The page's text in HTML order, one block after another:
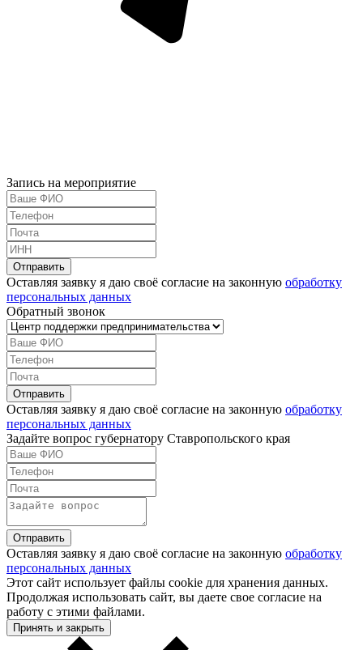
Запись на мероприятие
Оставляя заявку я даю своё согласие на законную обработку
персональных данных
Обратный звонок
Оставляя заявку я даю своё согласие на законную обработку
персональных данных
Задайте вопрос губернатору Ставропольского края
Оставляя заявку я даю своё согласие на законную обработку
персональных данных
Этот сайт использует файлы cookie для хранения данных.
Продолжая использовать сайт, вы даете свое согласие на
работу с этими файлами.
Принять и закрыть